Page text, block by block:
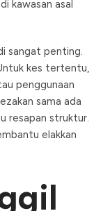
kawasan asal
sangat penting.
kes tertentu,
penggunaan
sama ada
resapan struktur.
elakkan